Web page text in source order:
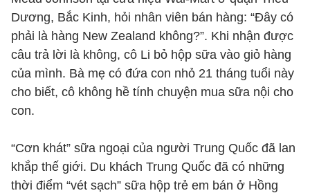
Dương, Bắc Kinh, hỏi nhân viên bán hàng: “Đây có
phải là hàng New Zealand không?”. Khi nhận được
câu trả lời là không, cô Li bỏ hộp sữa vào giỏ hàng
của mình. Bà mẹ có đứa con nhỏ 21 tháng tuổi này
cho biết, cô không hề tính chuyện mua sữa nội cho
con.
“Cơn khát” sữa ngoại của người Trung Quốc đã lan
khắp thế giới. Du khách Trung Quốc đã có những
thời điểm “vét sạch” sữa hộp trẻ em bán ở Hồng